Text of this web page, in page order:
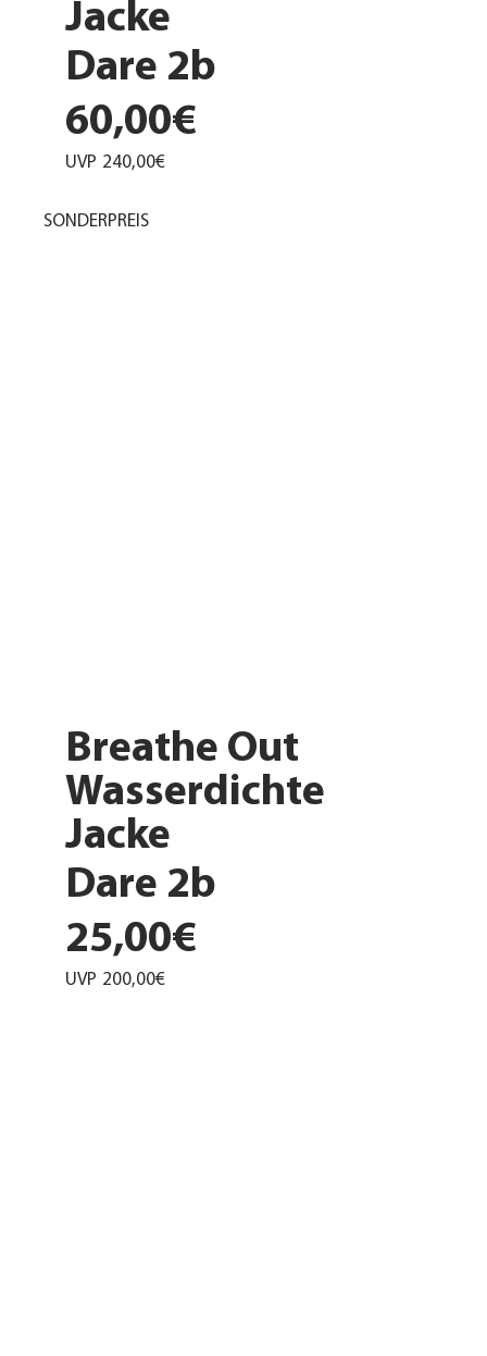
Jacke
Dare 2b
60,00€
UVP 240,00€
Breathe Out
Wasserdichte
Jacke
Dare 2b
25,00€
UVP 200,00€
SONDERPREIS